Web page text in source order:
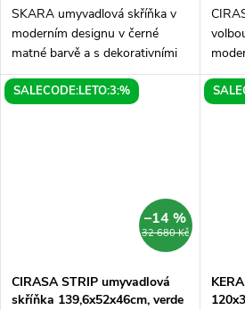
SKARA umyvadlová skříňka v
moderním designu v černé
matné barvě a s dekorativními
dřevěnými prvky v dubu
alabama je dokonalým
SALECODE:LETO:3:%
32 680 Kč
–14 %
CIRASA STRIP umyvadlová
skříňka 139,6x52x46cm, verde